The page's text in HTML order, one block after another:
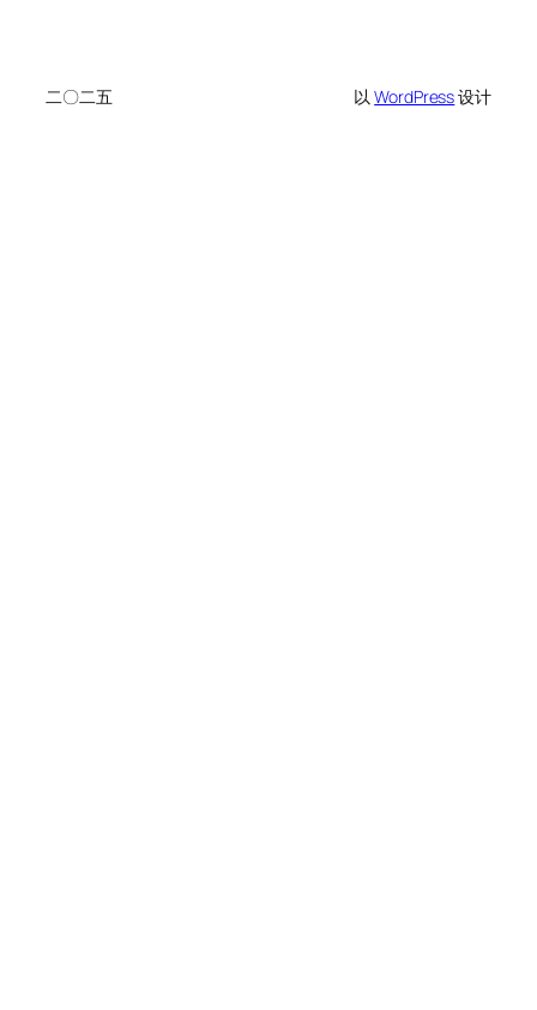
二〇二五 以WordPress设计